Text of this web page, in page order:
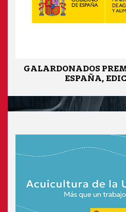
GALARDONADOS
ESPAÑA,